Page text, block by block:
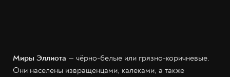
Миры Эллиота — чёрно-белые или грязно-коричневые.
Они населены извращенцами, калеками, а также